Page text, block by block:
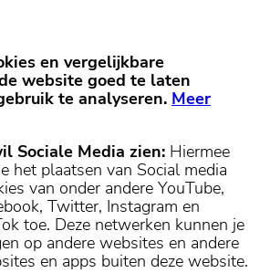
en vergelijkbare
website goed te laten
te analyseren. Meer
Sociale Media zien: Hiermee
het plaatsen van Social media
van onder andere YouTube,
Twitter, Instagram en
toe. Deze netwerken kunnen je
op andere websites en andere
en apps buiten deze website.